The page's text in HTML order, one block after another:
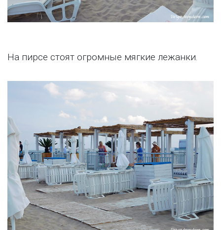
На пирсе стоят огромные мягкие лежанки.